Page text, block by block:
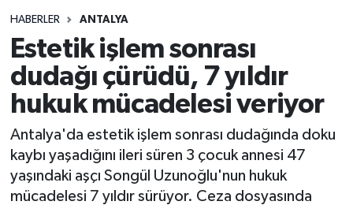
HABERLER ANTALYA
Estetik işlem sonrası
dudağı çürüdü, 7 yıldır
hukuk mücadelesi veriyor
Antalya'da estetik işlem sonrası dudağında doku
kaybı yaşadığını ileri süren 3 çocuk annesi 47
yaşındaki aşçı Songül Uzunoğlu'nun hukuk
mücadelesi 7 yıldır sürüyor. Ceza dosyasında
Güncel
Haberde insan
Kültür - Sanat
Magazin
Haber Arşivi